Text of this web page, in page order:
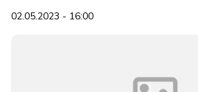
02.05.2023 - 16:00